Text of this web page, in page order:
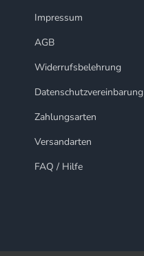
Impressum
AGB
Widerrufsbelehrung
Datenschutzvereinbarung
Zahlungsarten
Versandarten
FAQ / Hilfe